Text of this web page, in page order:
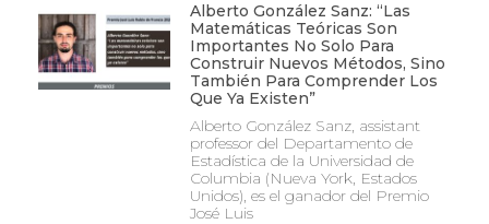
Alberto González Sanz: “Las
Matemáticas Teóricas Son
Importantes No Solo Para
Construir Nuevos Métodos, Sino
También Para Comprender Los
Que Ya Existen”
Alberto González Sanz, assistant
professor del Departamento de
Estadística de la Universidad de
Columbia (Nueva York, Estados
Unidos), es el ganador del Premio
José Luis